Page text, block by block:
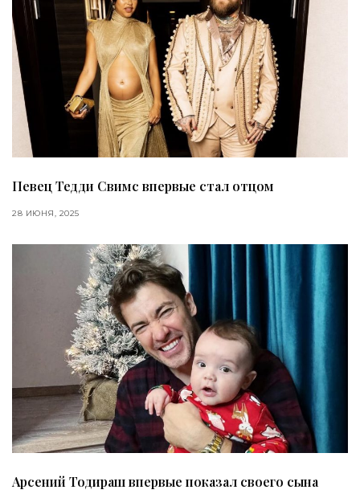
Певец Тедди Свимс впервые стал отцом
28 ИЮНЯ, 2025
Арсений Тодираш впервые показал своего сына